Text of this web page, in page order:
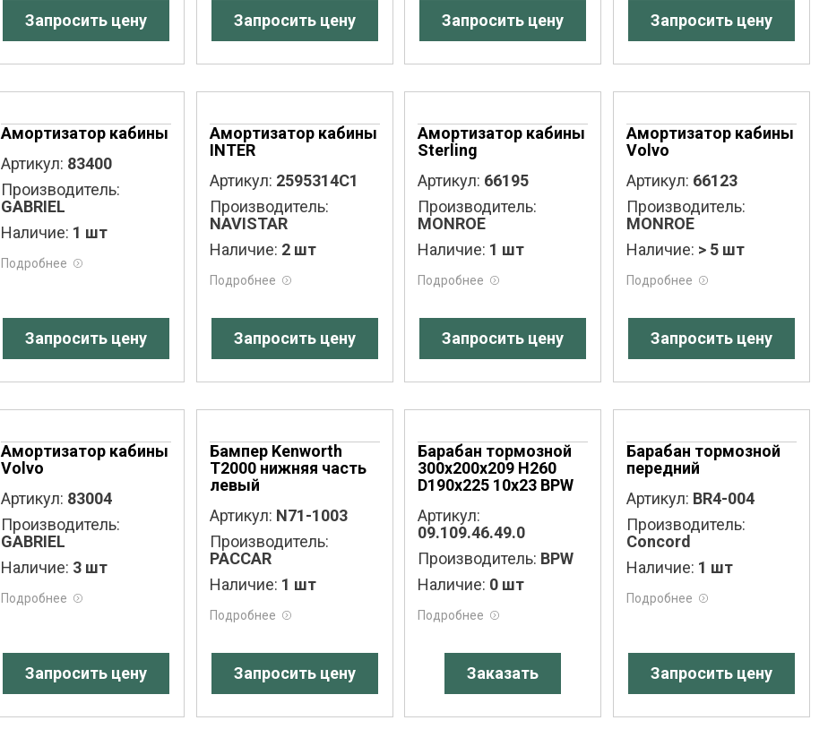
Запросить цену Запросить цену Запросить цену Запросить цену
Амортизатор кабины
Артикул: 83400
Производитель:
GABRIEL
Наличие: 1 шт
Подробнее
Запросить цену
Амортизатор кабины
INTER
Артикул: 2595314C1
Производитель:
NAVISTAR
Наличие: 2 шт
Подробнее
Запросить цену
Амортизатор кабины
Sterling
Артикул: 66195
Производитель:
MONROE
Наличие: 1 шт
Подробнее
Запросить цену
Амортизатор кабины
Volvo
Артикул: 66123
Производитель:
MONROE
Наличие: > 5 шт
Подробнее
Запросить цену
Амортизатор кабины
Volvo
Артикул: 83004
Производитель:
GABRIEL
Наличие: 3 шт
Подробнее
Запросить цену
Бампер Kenworth
T2000 нижняя часть
левый
Артикул: N71-1003
Производитель:
PACCAR
Наличие: 1 шт
Подробнее
Запросить цену
Барабан тормозной
300x200x209 H260
D190x225 10x23 BPW
Артикул:
09.109.46.49.0
Производитель: BPW
Наличие: 0 шт
Подробнее
Заказать
Барабан тормозной
передний
Артикул: BR4-004
Производитель:
Concord
Наличие: 1 шт
Подробнее
Запросить цену